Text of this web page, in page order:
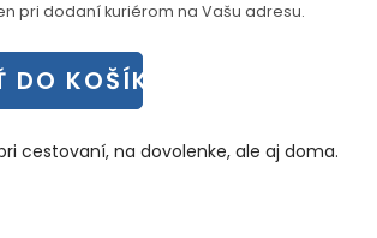
pri dodaní kuriérom na Vašu adresu.
DO KOŠÍKA
cestovaní, na dovolenke, ale aj doma.